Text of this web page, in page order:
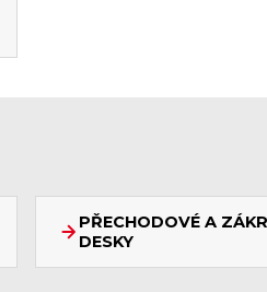
PŘECHODOVÉ A
DESKY